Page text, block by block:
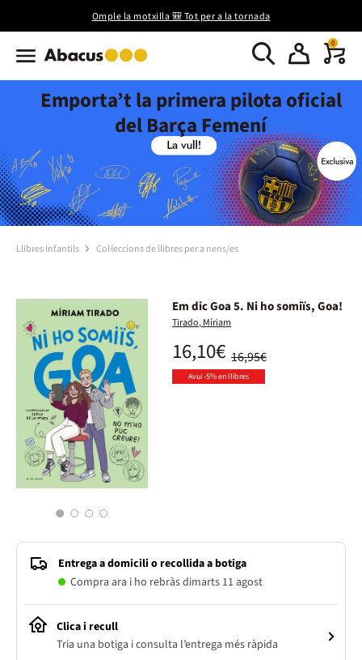
Omple la motxilla 🎒 Tot per a la tornada
0
Emporta’t la primera pilota oficial
del Barça Femení
Llibres Infantils Col·leccions de llibres per a nens/es
1 2 3 4
Em dic Goa 5. Ni ho somiïs, Goa!
Tirado, Míriam
16,95€
16,10€
Avui -5% en llibres
Entrega a domicili o recollida a botiga
Compra ara i ho rebràs dimarts 11 agost
Clica i recull
Tria una botiga i consulta l’entrega més ràpida